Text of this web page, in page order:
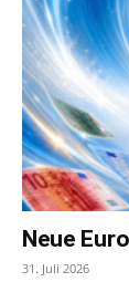
Neue
31. Juli 2026